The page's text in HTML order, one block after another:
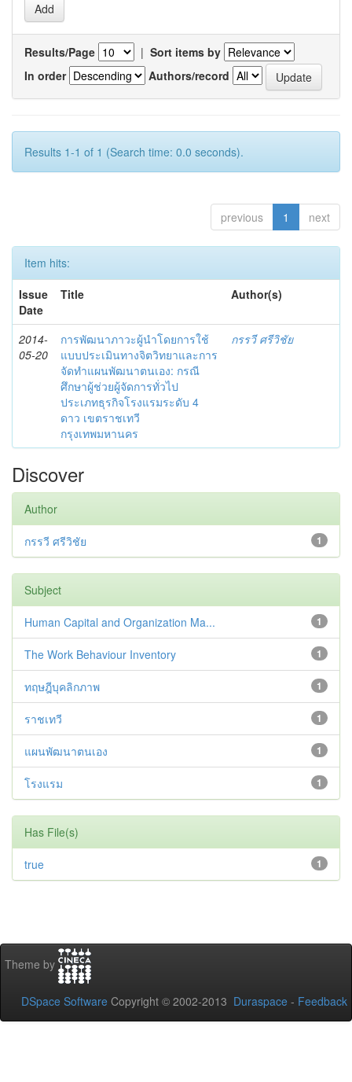
Results/Page | Sort items by
In order
Authors/record
Results 1-1 of 1 (Search time: 0.0 seconds).
previous 1 next
Item hits:
Issue
Date
Title Author(s)
2014-
05-20
การพัฒนาภาวะผู้นำโดยการใช้
แบบประเมินทางจิตวิทยาและการ
จัดทำแผนพัฒนาตนเอง: กรณี
ศึกษาผู้ช่วยผู้จัดการทั่วไป
ประเภทธุรกิจโรงแรมระดับ 4
ดาว เขตราชเทวี
กรุงเทพมหานคร
กรรวี ศรีวิชัย
Discover
Author
1
กรรวี ศรีวิชัย
Subject
1
Human Capital and Organization Ma...
1
The Work Behaviour Inventory
1
ทฤษฎีบุคลิกภาพ
1
ราชเทวี
1
แผนพัฒนาตนเอง
1
โรงแรม
Has File(s)
1
true
Theme by
DSpace Software Copyright © 2002-2013 Duraspace - Feedback